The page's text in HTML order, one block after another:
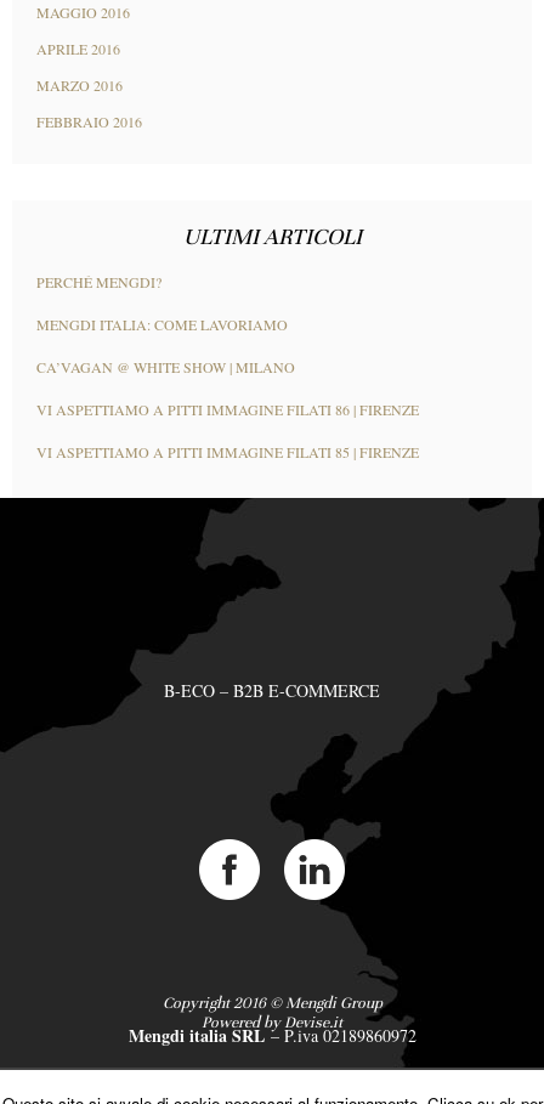
MAGGIO 2016
APRILE 2016
MARZO 2016
FEBBRAIO 2016
ULTIMI ARTICOLI
PERCHÉ MENGDI?
MENGDI ITALIA: COME LAVORIAMO
CA’VAGAN @ WHITE SHOW | MILANO
VI ASPETTIAMO A PITTI IMMAGINE FILATI 86 | FIRENZE
VI ASPETTIAMO A PITTI IMMAGINE FILATI 85 | FIRENZE
B-ECO – B2B E-COMMERCE
Mengdi italia SRL– P.iva 02189860972
Copyright 2016 © Mengdi Group
Powered byDevise.it